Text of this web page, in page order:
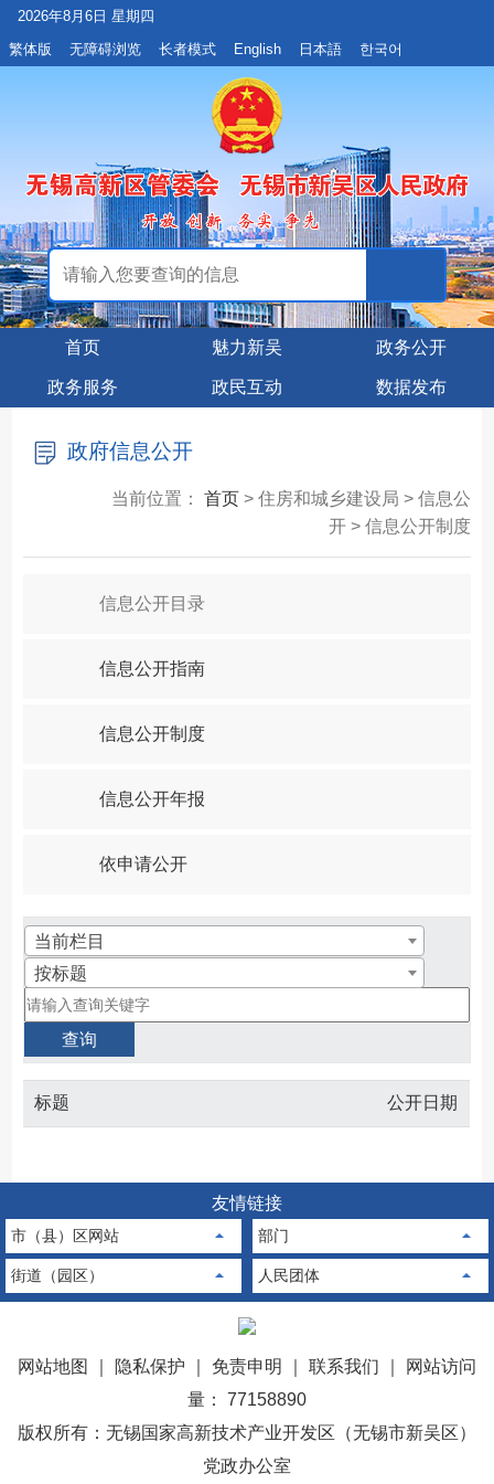
2026年8月6日 星期四
繁体版
无障碍浏览 长者模式 English 日本語 한국어
首页 魅力新吴 政务公开
政务服务 政民互动 数据发布
政府信息公开
当前位置： 首页> 住房和城乡建设局 > 信息公
开 > 信息公开制度
信息公开目录
信息公开指南
信息公开制度
信息公开年报
依申请公开
当前栏目
按标题
标题 公开日期
友情链接
市（县）区网站 部门
街道（园区） 人民团体
网站地图 隐私保护 免责申明 联系我们
网站访问
量： 77158890
版权所有：无锡国家高新技术产业开发区（无锡市新吴区）
党政办公室